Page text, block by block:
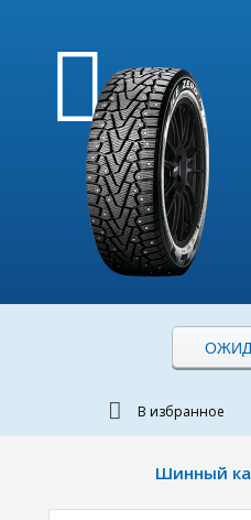
В избранное
Шинный